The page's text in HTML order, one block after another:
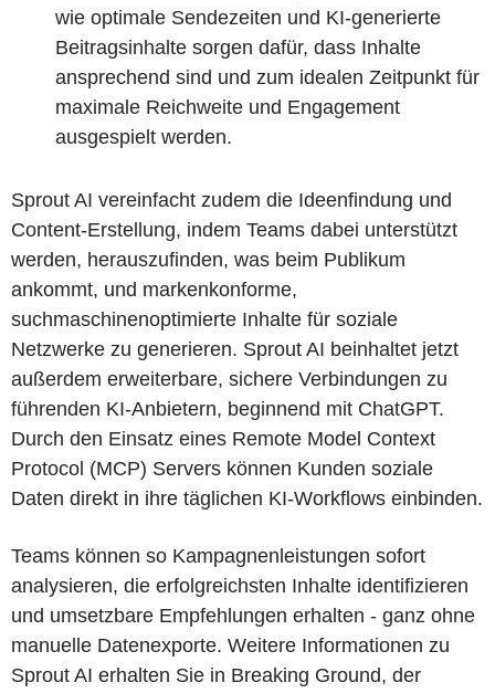
wie optimale Sendezeiten und KI-generierte
Beitragsinhalte sorgen dafür, dass Inhalte
ansprechend sind und zum idealen Zeitpunkt für
maximale Reichweite und Engagement
ausgespielt werden.
Sprout AI vereinfacht zudem die Ideenfindung und
Content-Erstellung, indem Teams dabei unterstützt
werden, herauszufinden, was beim Publikum
ankommt, und markenkonforme,
suchmaschinenoptimierte Inhalte für soziale
Netzwerke zu generieren. Sprout AI beinhaltet jetzt
außerdem erweiterbare, sichere Verbindungen zu
führenden KI-Anbietern, beginnend mit ChatGPT.
Durch den Einsatz eines Remote Model Context
Protocol (MCP) Servers können Kunden soziale
Daten direkt in ihre täglichen KI-Workflows einbinden.
Teams können so Kampagnenleistungen sofort
analysieren, die erfolgreichsten Inhalte identifizieren
und umsetzbare Empfehlungen erhalten - ganz ohne
manuelle Datenexporte. Weitere Informationen zu
Sprout AI erhalten Sie in Breaking Ground, der